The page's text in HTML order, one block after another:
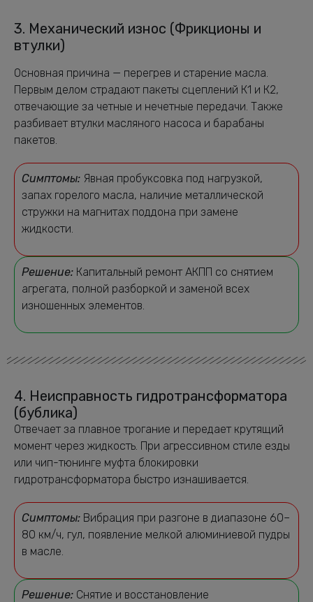
3. Механический износ (Фрикционы и
втулки)
Основная причина — перегрев и старение масла.
Первым делом страдают пакеты сцеплений К1 и К2,
отвечающие за четные и нечетные передачи. Также
разбивает втулки масляного насоса и барабаны
пакетов.
Симптомы: Явная пробуксовка под нагрузкой,
запах горелого масла, наличие металлической
стружки на магнитах поддона при замене
жидкости.
Решение: Капитальный ремонт АКПП со снятием
агрегата, полной разборкой и заменой всех
изношенных элементов.
4. Неисправность гидротрансформатора
(бублика)
Отвечает за плавное трогание и передает крутящий
момент через жидкость. При агрессивном стиле езды
или чип-тюнинге муфта блокировки
гидротрансформатора быстро изнашивается.
Симптомы: Вибрация при разгоне в диапазоне 60–
80 км/ч, гул, появление мелкой алюминиевой пудры
в масле.
Решение: Снятие и восстановление